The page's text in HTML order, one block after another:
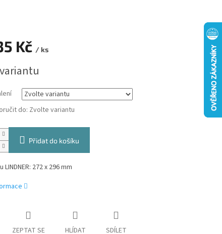
Kč / ks
do: Zvolte variantu
Přidat do košíku
272 x 296 mm
ZEPTAT SE HLÍDAT SDÍLET